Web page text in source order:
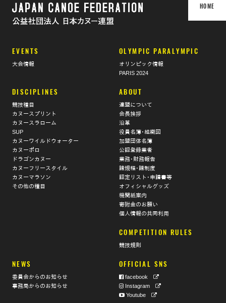
HOME
EVENTS OLYMPIC PARALYMPIC
大会情報
オリンピック情報
PARIS 2024
DISCIPLINES ABOUT
競技種目
連盟について
カヌースプリント
会長挨拶
カヌースラローム
沿革
SUP
役員名簿･組織図
カヌーワイルドウォーター
加盟団体名簿
カヌーポロ
公認登録業者
ドラゴンカヌー
業務･財務報告
カヌーフリースタイル
諸規程･諸制度
カヌーマラソン
認定リスト･申請書等
その他の種目
オフィシャルグッズ
機関紙案内
寄附金のお願い
個人情報の共同利用
COMPETITION RULES
競技規則
NEWS OFFICIAL SNS
委員会からのお知らせ
facebook
事務局からのお知らせ
Instagram
Youtube